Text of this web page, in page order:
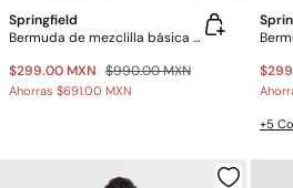
Springfield
Bermuda de mezclilla básica slim fit
$299.00 MXN $990.00 MXN
Ahorras $691.00 MXN
+5